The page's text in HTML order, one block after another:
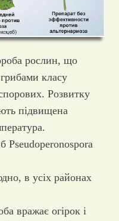
рослин, що
класу
Розвитку
підвищена
Pseudoperonospora
в усіх районах
вражає огірок і